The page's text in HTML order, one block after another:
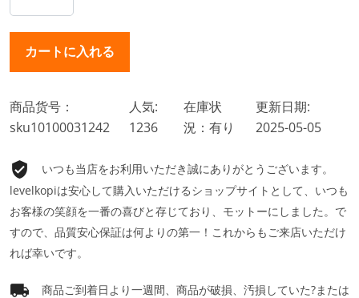
商品货号：
sku10100031242
人気:
1236
在庫状
況：有り
更新日期:
2025-05-05
いつも当店をお利用いただき誠にありがとうございます。
levelkopiは安心して購入いただけるショップサイトとして、いつも
お客様の笑顔を一番の喜びと存じており、モットーにしました。で
すので、品質安心保証は何よりの第一！これからもご来店いただけ
れば幸いです。
商品ご到着日より一週間、商品が破損、汚損していた?または